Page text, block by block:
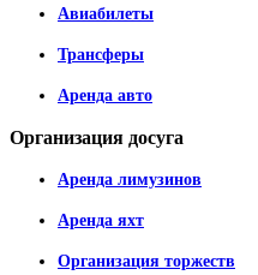
Авиабилеты
Трансферы
Аренда авто
Организация досуга
Аренда лимузинов
Аренда яхт
Организация торжеств